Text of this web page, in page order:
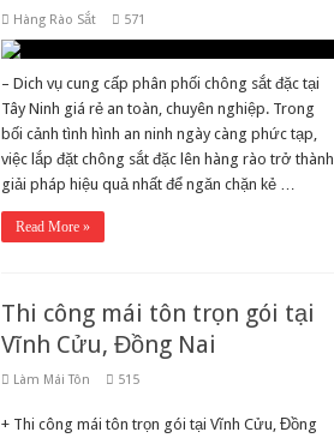
Hàng Rào Sắt 571
– Dich vụ cung cấp phân phối chông sắt đặc tại
Tây Ninh giá rẻ an toàn, chuyên nghiệp. Trong
bối cảnh tình hình an ninh ngày càng phức tạp,
việc lắp đặt chông sắt đặc lên hàng rào trở thành
giải pháp hiệu quả nhất để ngăn chặn kẻ …
Read More »
Thi công mái tôn trọn gói tại
Vĩnh Cửu, Đồng Nai
Làm Mái Tôn 515
+ Thi công mái tôn trọn gói tại Vĩnh Cửu, Đồng